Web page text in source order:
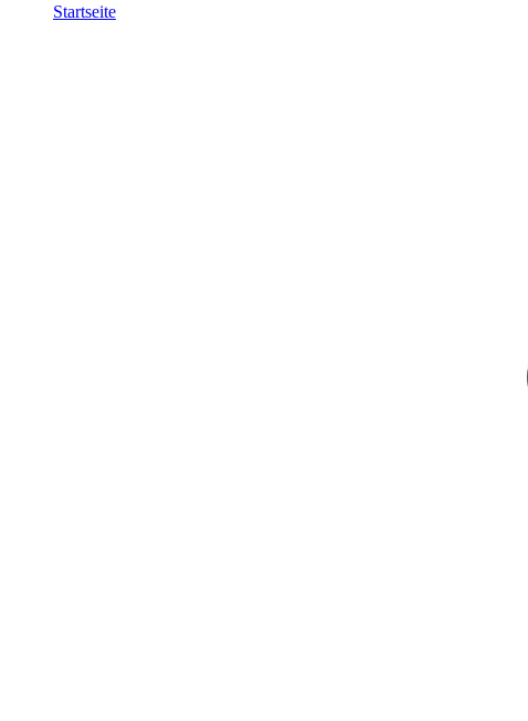
Startseite